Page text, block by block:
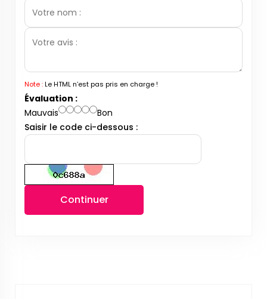
Note :Le HTML n’est pas pris en charge !
Évaluation :
Mauvais
Bon
Saisir le code ci-dessous :
Continuer